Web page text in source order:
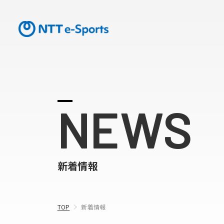
NEWS
新着情報
TOP 新着情報